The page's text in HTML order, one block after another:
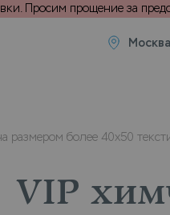
Просим прощение за
Москва
размером более 40х50
VIP